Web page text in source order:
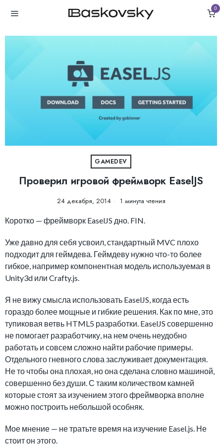
0
GAMEDEV
Проверил игровой фреймворк EaselJS
24 декабря, 2014 1 минута чтения
Коротко — фреймворк EaselJS дно. FIN.
Уже давно для себя усвоил, стандартный MVC плохо
подходит для геймдева. Геймдеву нужно что-то более
гибкое, например компонентная модель используемая в
Unity3d или Crafty.js.
Я не вижу смысла использовать EaselJS, когда есть
гораздо более мощные и гибкие решения. Как по мне, это
тупиковая ветвь HTML5 разработки. EaselJS совершенно
не помогает разработчику, на нем очень неудобно
работать и совсем сложно найти рабочие примеры.
Отдельного гневного слова заслуживает документация.
Не то чтобы она плохая, но она сделана словно машиной,
совершенно без души. С таким количеством камней
которые стоят за изучением этого фреймворка вполне
можно построить небольшой особняк.
Мое мнение — не тратьте время на изучение Easel.js. Не
стоит он этого.